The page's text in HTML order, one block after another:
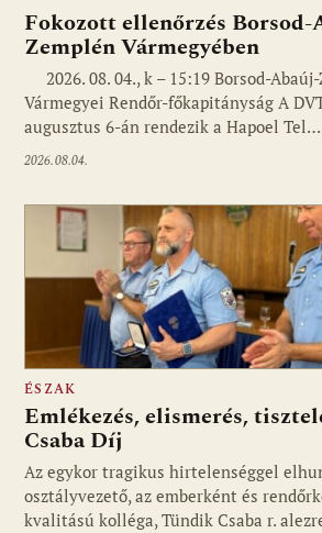
Fokozott ellenőrzés Borsod-
Zemplén Vármegyében
2026. 08. 04., k – 15:19 Borsod-
Vármegyei Rendőr-főkapitányság A
augusztus 6-án rendezik a Hapoel Tel…
2026.08.04.
ÉSZAK
Emlékezés, elismerés,
Csaba Díj
Az egykor tragikus hirtelenséggel
osztályvezető, az emberként és
kvalitású kolléga, Tündik Csaba r.